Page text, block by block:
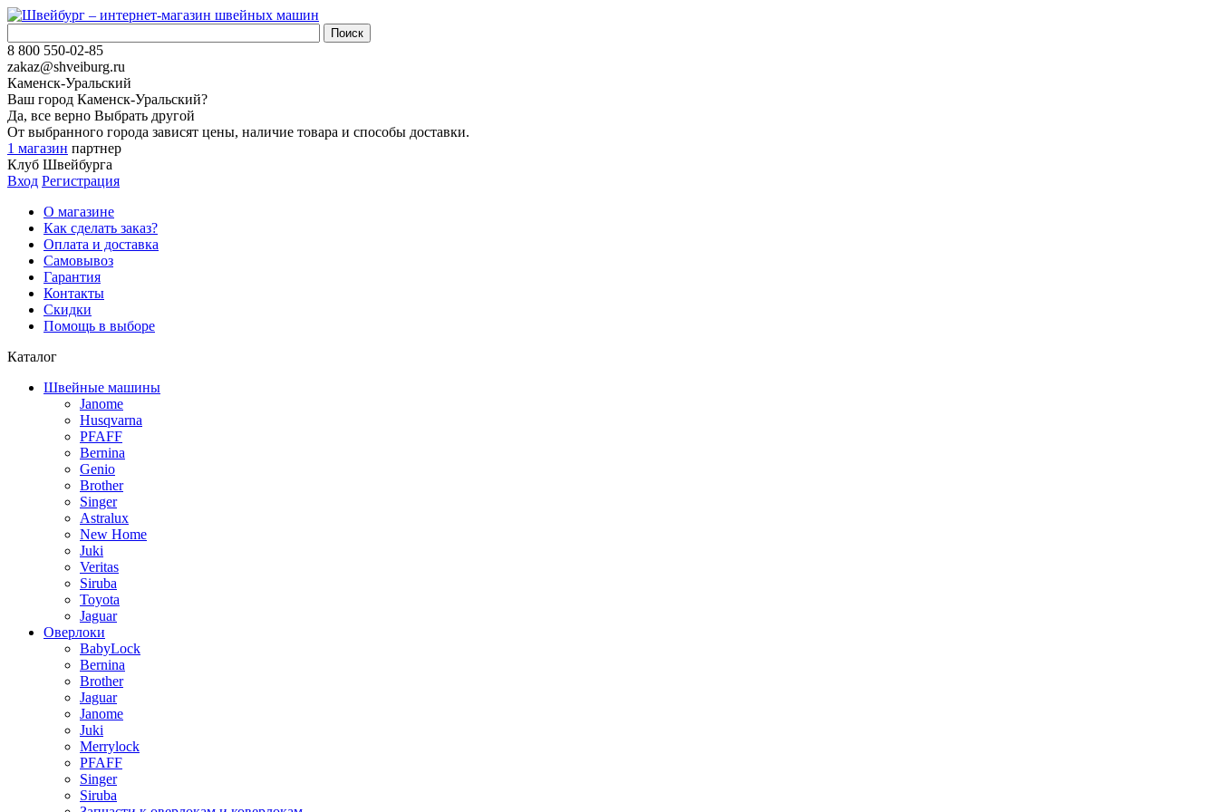
8 800 550-02-85
zakaz@shveiburg.ru
Каменск-Уральский
Ваш город Каменск-Уральский?
Да, все верно Выбрать другой
От выбранного города зависят цены, наличие товара и способы доставки.
1 магазин партнер
Клуб Швейбурга
Вход Регистрация
О магазине
Как сделать заказ?
Оплата и доставка
Самовывоз
Гарантия
Контакты
Скидки
Помощь в выборе
Каталог
Швейные машины
Janome
Husqvarna
PFAFF
Bernina
Genio
Brother
Singer
Astralux
New Home
Juki
Veritas
Siruba
Toyota
Jaguar
Оверлоки
BabyLock
Bernina
Brother
Jaguar
Janome
Juki
Merrylock
PFAFF
Singer
Siruba